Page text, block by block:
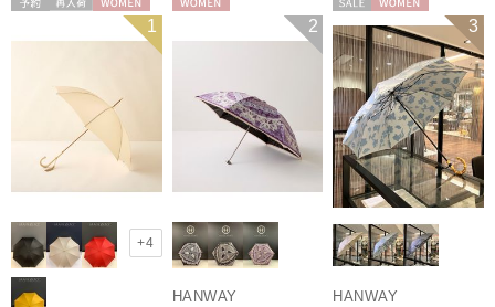
WOMEN 1
+4
2
HANWAY
3
HANWAY